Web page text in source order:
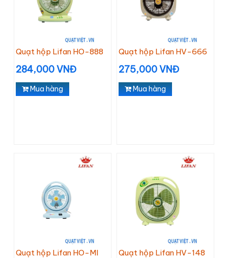
Quạt hộp Lifan HO-888
284,000 VNĐ
Mua hàng
Quạt hộp Lifan HV-666
275,000 VNĐ
Mua hàng
Quạt hộp Lifan HO-MI Quạt hộp Lifan HV-148